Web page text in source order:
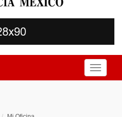
Toggle